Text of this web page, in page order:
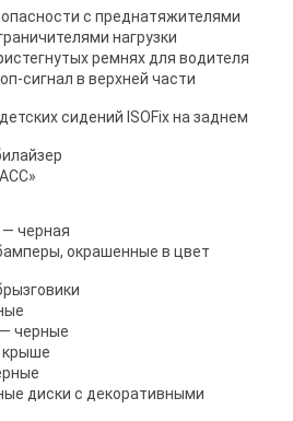
с преднатяжителями
нагрузки
ремнях для водителя
сигнал в верхней части
сидений ISOFix на заднем
черная
окрашенные в цвет
черные
крыше
диски с декоративными